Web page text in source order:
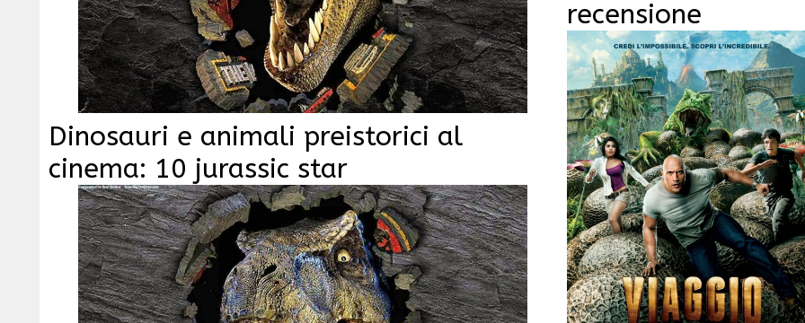
Dinosauri e animali preistorici al
cinema: 10 jurassic star
recensione